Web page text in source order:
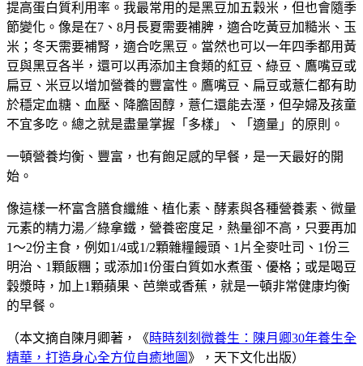
提高蛋白質利用率。我最常用的是黑豆加五穀米，但也會隨季
節變化。像是在7、8月長夏需要補脾，適合吃黃豆加糙米、玉
米；冬天需要補腎，適合吃黑豆。當然也可以一年四季都用黃
豆與黑豆各半，還可以再添加主食類的紅豆、綠豆、鷹嘴豆或
扁豆、米豆以增加營養的豐富性。鷹嘴豆、扁豆或薏仁都有助
於穩定血糖、血壓、降膽固醇，薏仁還能去溼，但孕婦及孩童
不宜多吃。總之就是盡量掌握「多樣」、「適量」的原則。
一頓營養均衡、豐富，也有飽足感的早餐，是一天最好的開
始。
像這樣一杯富含膳食纖維、植化素、酵素與各種營養素、微量
元素的精力湯／綠拿鐵，營養密度足，熱量卻不高，只要再加
1～2份主食，例如1/4或1/2顆雜糧饅頭、1片全麥吐司、1份三
明治、1顆飯糰；或添加1份蛋白質如水煮蛋、優格；或是喝豆
穀漿時，加上1顆蘋果、芭樂或香蕉，就是一頓非常健康均衡
的早餐。
（本文摘自陳月卿著，《時時刻刻微養生：陳月卿30年養生全
精華，打造身心全方位自癒地圖 》，天下文化出版）